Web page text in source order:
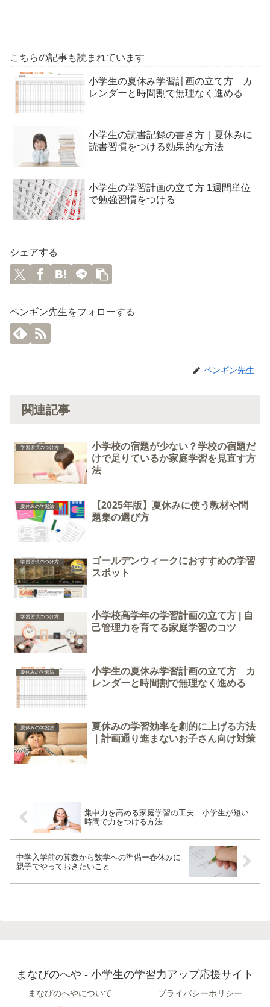
こちらの記事も読まれています
小学生の夏休み学習計画の立て方 カ
レンダーと時間割で無理なく進める
小学生の読書記録の書き方｜夏休みに
読書習慣をつける効果的な方法
小学生の学習計画の立て方 1週間単位
で勉強習慣をつける
シェアする
ペンギン先生をフォローする
ペンギン先生
関連記事
学習習慣のつけ方
小学校の宿題が少ない？学校の宿題だ
けで足りているか家庭学習を見直す方
法
夏休みの学習法
【2025年版】夏休みに使う教材や問
題集の選び方
学習習慣のつけ方
ゴールデンウィークにおすすめの学習
スポット
学習習慣のつけ方
小学校高学年の学習計画の立て方 | 自
己管理力を育てる家庭学習のコツ
夏休みの学習法
小学生の夏休み学習計画の立て方 カ
レンダーと時間割で無理なく進める
夏休みの学習法
夏休みの学習効率を劇的に上げる方法
｜計画通り進まないお子さん向け対策
集中力を高める家庭学習の工夫｜小学生が短い
時間で力をつける方法
中学入学前の算数から数学への準備ー春休みに
親子でやっておきたいこと
まなびのへや - 小学生の学習力アップ応援サイト
まなびのへやについて
プライバシーポリシー